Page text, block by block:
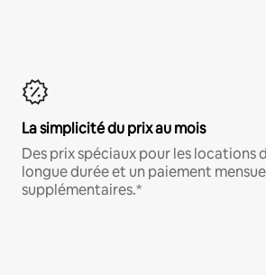
La simplicité du prix au mois
Des prix spéciaux pour les locations
longue durée et un paiement
supplémentaires.*